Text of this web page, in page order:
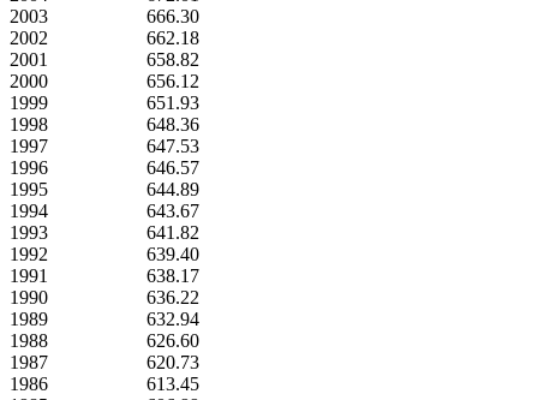
2003
666.30
2002
662.18
2001
658.82
2000
656.12
1999
651.93
1998
648.36
1997
647.53
1996
646.57
1995
644.89
1994
643.67
1993
641.82
1992
639.40
1991
638.17
1990
636.22
1989
632.94
1988
626.60
1987
620.73
1986
613.45